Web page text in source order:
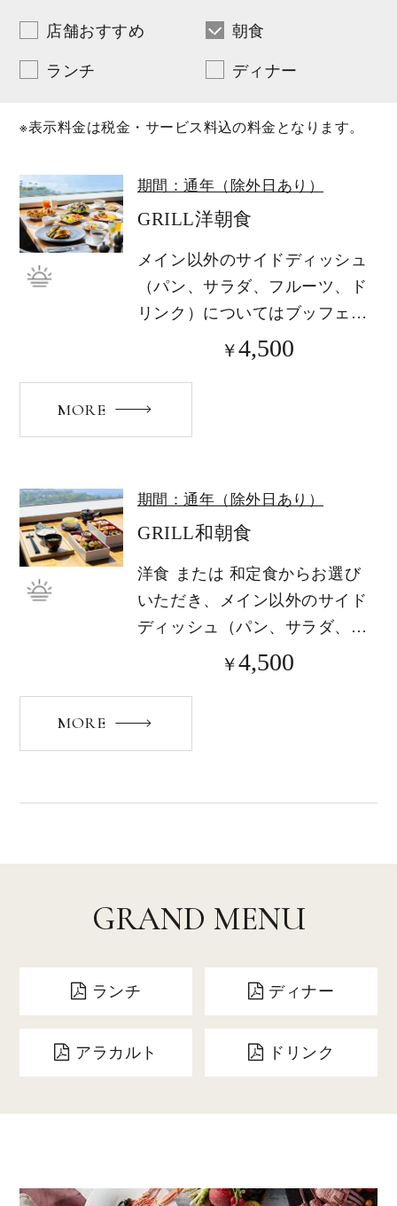
店舗おすすめ 朝食
ランチ ディナー
※表示料金は税金・サービス料込の料金となります。
期間：通年（除外日あり）
GRILL洋朝食
メイン以外のサイドディッシュ
（パン、サラダ、フルーツ、ド
リンク）についてはブッフェス
タイルにてご...
￥4,500
MORE
期間：通年（除外日あり）
GRILL和朝食
洋食 または 和定食からお選び
いただき、メイン以外のサイド
ディッシュ（パン、サラダ、フ
ルーツ、ドリ...
￥4,500
MORE
GRAND MENU
ランチ ディナー
アラカルト ドリンク